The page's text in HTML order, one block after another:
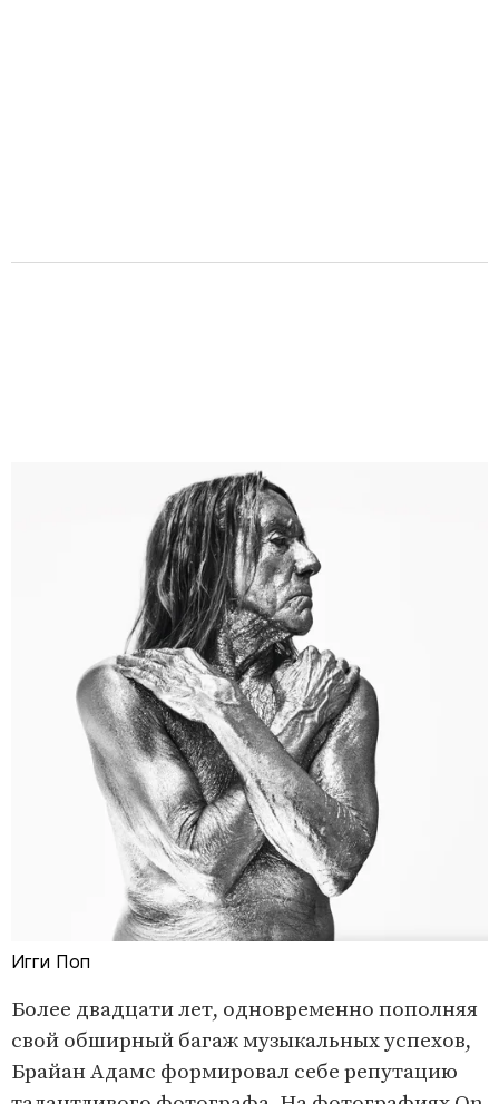
Игги Поп
Более двадцати лет, одновременно пополняя
свой обширный багаж музыкальных успехов,
Брайан Адамс формировал себе репутацию